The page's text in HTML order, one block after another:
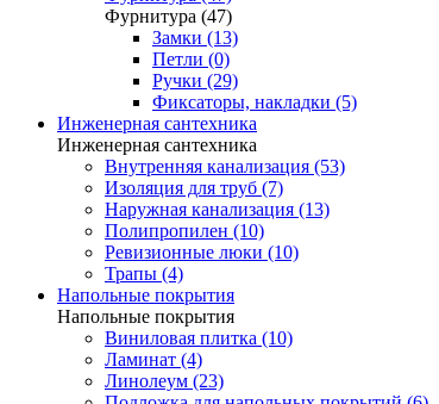
Фурнитура (47)
Замки (13)
Петли (0)
Ручки (29)
Фиксаторы, накладки (5)
Инженерная сантехника
Инженерная сантехника
Внутренняя канализация (53)
Изоляция для труб (7)
Наружная канализация (13)
Полипропилен (10)
Ревизионные люки (10)
Трапы (4)
Напольные покрытия
Напольные покрытия
Виниловая плитка (10)
Ламинат (4)
Линолеум (23)